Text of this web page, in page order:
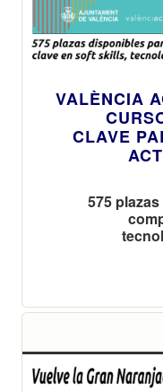
VALÈNCIA
CLAVE
575